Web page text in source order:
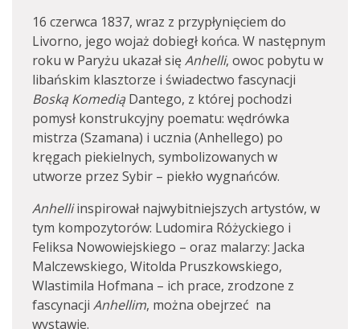
16 czerwca 1837, wraz z przypłynięciem do
Livorno, jego wojaż dobiegł końca. W następnym
roku w Paryżu ukazał sięAnhelli, owoc pobytu w
libańskim klasztorze i świadectwo fascynacji
Boską Komedią Dantego, z której pochodzi
pomysł konstrukcyjny poematu: wędrówka
mistrza (Szamana) i ucznia (Anhellego) po
kręgach piekielnych, symbolizowanych w
utworze przez Sybir – piekło wygnańców.
Anhelliinspirował najwybitniejszych artystów, w
tym kompozytorów: Ludomira Różyckiego i
Feliksa Nowowiejskiego – oraz malarzy: Jacka
Malczewskiego, Witolda Pruszkowskiego,
Wlastimila Hofmana – ich prace, zrodzone z
fascynacji Anhellim, można obejrzeć na
wystawie.